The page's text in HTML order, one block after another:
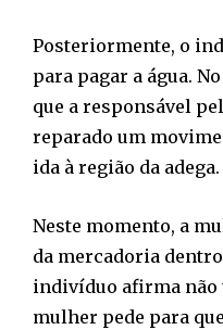
Posteriormente, o
para pagar a água.
que a responsável
reparado um
ida à região da adega.
Neste momento, a
da mercadoria
indivíduo afirma não
mulher pede para